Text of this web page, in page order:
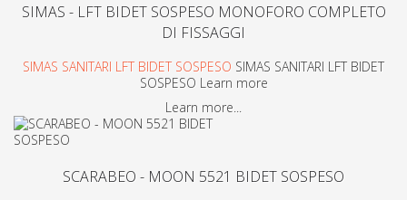
SIMAS - LFT BIDET SOSPESO MONOFORO COMPLETO
DI FISSAGGI
SIMAS SANITARI LFT BIDET SOSPESO SIMAS SANITARI LFT BIDET
SOSPESO Learn more
Learn more...
SCARABEO - MOON 5521 BIDET SOSPESO